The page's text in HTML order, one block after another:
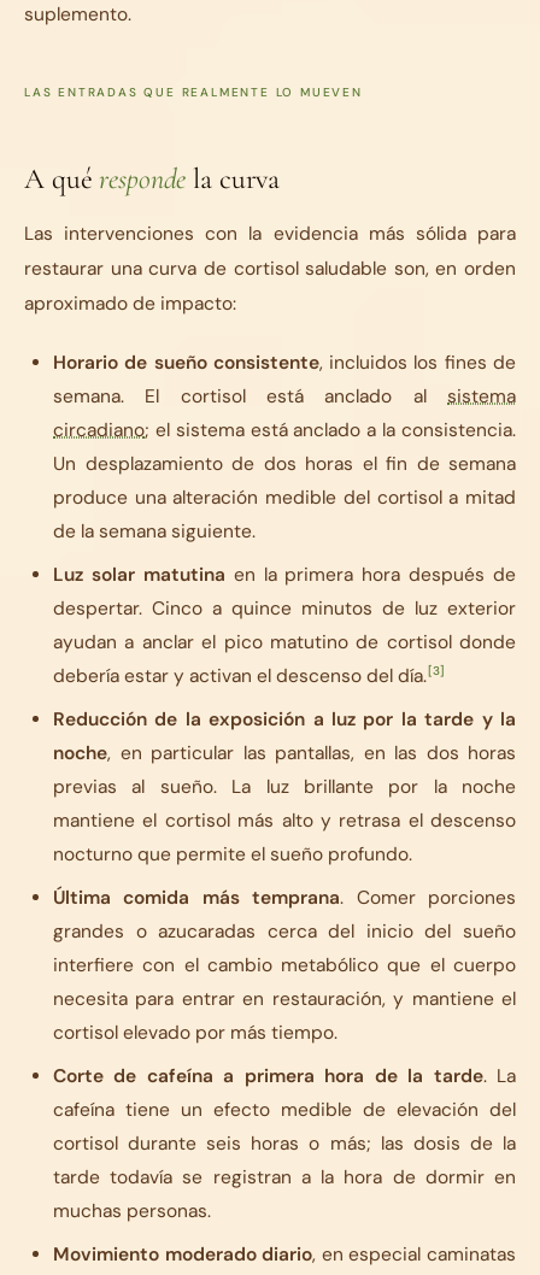
suplemento.
LAS ENTRADAS QUE REALMENTE LO MUEVEN
A qué responde la curva
Las intervenciones con la evidencia más sólida para
restaurar una curva de cortisol saludable son, en orden
aproximado de impacto:
Horario de sueño consistente, incluidos los fines de
semana. El cortisol está anclado al sistema
circadiano; el sistema está anclado a la consistencia.
Un desplazamiento de dos horas el fin de semana
produce una alteración medible del cortisol a mitad
de la semana siguiente.
Luz solar matutina en la primera hora después de
despertar. Cinco a quince minutos de luz exterior
ayudan a anclar el pico matutino de cortisol donde
debería estar y activan el descenso del día.[3]
Reducción de la exposición a luz por la tarde y la
noche, en particular las pantallas, en las dos horas
previas al sueño. La luz brillante por la noche
mantiene el cortisol más alto y retrasa el descenso
nocturno que permite el sueño profundo.
Última comida más temprana. Comer porciones
grandes o azucaradas cerca del inicio del sueño
interfiere con el cambio metabólico que el cuerpo
necesita para entrar en restauración, y mantiene el
cortisol elevado por más tiempo.
Corte de cafeína a primera hora de la tarde. La
cafeína tiene un efecto medible de elevación del
cortisol durante seis horas o más; las dosis de la
tarde todavía se registran a la hora de dormir en
muchas personas.
Movimiento moderado diario, en especial caminatas